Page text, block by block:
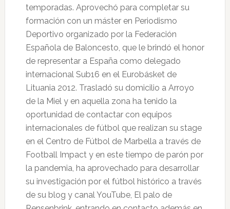
temporadas. Aprovechó para completar su
formación con un máster en Periodismo
Deportivo organizado por la Federación
Española de Baloncesto, que le brindó el honor
de representar a España como delegado
internacional Sub16 en el Eurobásket de
Lituania 2012. Trasladó su domicilio a Arroyo
de la Miel y en aquella zona ha tenido la
oportunidad de contactar con equipos
internacionales de fútbol que realizan su stage
en el Centro de Fútbol de Marbella a través de
Football Impact y en este tiempo de parón por
la pandemia, ha aprovechado para desarrollar
su investigación por el fútbol histórico a través
de su blog y canal YouTube, El palo de